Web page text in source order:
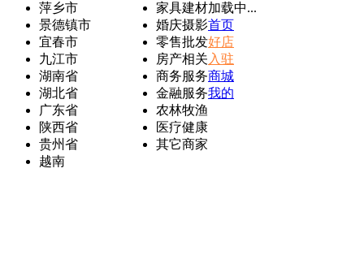
萍乡市
景德镇市
宜春市
九江市
湖南省
湖北省
广东省
陕西省
贵州省
越南
家具建材
婚庆摄影
零售批发
房产相关
商务服务
金融服务
农林牧渔
医疗健康
其它商家
加载中...
首页
好店
入驻
商城
我的